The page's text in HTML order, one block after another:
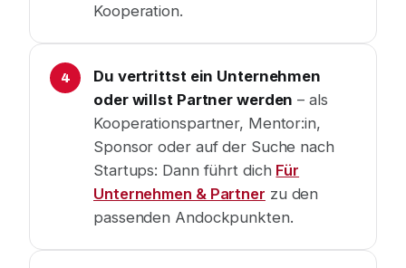
Kooperation.
Du vertrittst ein Unternehmen
oder willst Partner werden – als
Kooperationspartner, Mentor:in,
Sponsor oder auf der Suche nach
Startups: Dann führt dich Für
Unternehmen & Partner zu den
passenden Andockpunkten.